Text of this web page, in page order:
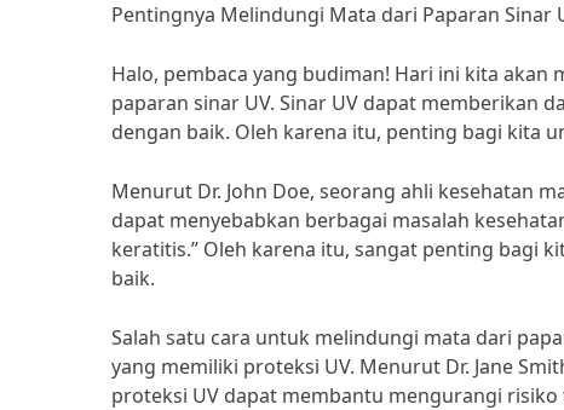
Pentingnya Melindungi Mata dari Paparan Sinar
Halo, pembaca yang budiman! Hari ini kita
paparan sinar UV. Sinar UV dapat memberikan
dengan baik. Oleh karena itu, penting bagi kita
Menurut Dr. John Doe, seorang ahli kesehatan
dapat menyebabkan berbagai masalah
keratitis.” Oleh karena itu, sangat penting bagi
baik.
Salah satu cara untuk melindungi mata dari
yang memiliki proteksi UV. Menurut Dr. Jane
proteksi UV dapat membantu mengurangi